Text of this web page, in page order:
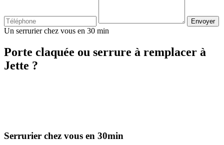
Envoyer
Un serrurier chez vous en 30 min
Porte claquée ou serrure à remplacer à
Jette ?
Serrurier chez vous en 30min